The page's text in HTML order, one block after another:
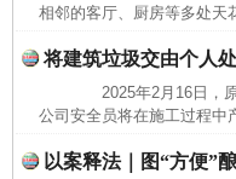
相邻的客厅、厨房等多处天
将建筑垃圾交由个人
2025年2月16日，原
公司安全员将在施工过程中
以案释法｜图“方便”